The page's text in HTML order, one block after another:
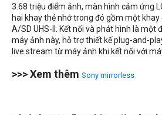
3.68 triệu điểm ảnh, màn hình cảm ứng
hai khay thẻ nhớ trong đó gồm một khay
A/SD UHS-II. Kết nối và phát hình là một
máy ảnh này, hỗ trợ thiết kế plug-and-
live stream từ máy ảnh khi kết nối với
>>> Xem thêm Sony mirrorless